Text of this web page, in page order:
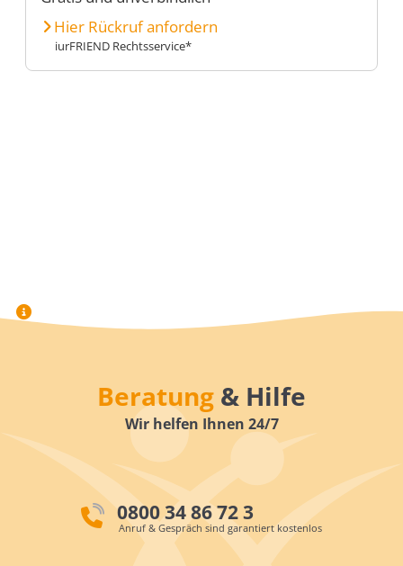
Hier Rückruf anfordern
iurFRIEND Rechtsservice*
Beratung & Hilfe
Wir helfen Ihnen 24/7
0800 34 86 72 3
Anruf & Gespräch sind garantiert kostenlos